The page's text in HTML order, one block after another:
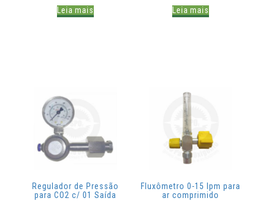
Leia mais Leia mais
Regulador de Pressão
para CO2 c/ 01 Saída
Fluxômetro 0-15 lpm para
ar comprimido